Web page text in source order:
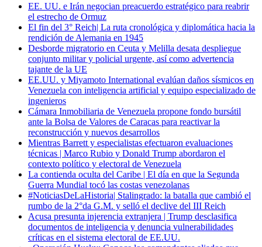
EE. UU. e Irán negocian preacuerdo estratégico para reabrir
el estrecho de Ormuz
El fin del 3° Reich| La ruta cronológica y diplomática hacia la
rendición de Alemania en 1945
Desborde migratorio en Ceuta y Melilla desata despliegue
conjunto militar y policial urgente, así como advertencia
tajante de la UE
EE.UU. y Miyamoto International evalúan daños sísmicos en
Venezuela con inteligencia artificial y equipo especializado de
ingenieros
Cámara Inmobiliaria de Venezuela propone fondo bursátil
ante la Bolsa de Valores de Caracas para reactivar la
reconstrucción y nuevos desarrollos
Mientras Barrett y especialistas efectuaron evaluaciones
técnicas | Marco Rubio y Donald Trump abordaron el
contexto político y electoral de Venezuela
La contienda oculta del Caribe | El día en que la Segunda
Guerra Mundial tocó las costas venezolanas
#NoticiasDeLaHistoria| Stalingrado: la batalla que cambió el
rumbo de la 2°da G.M. y selló el declive del III Reich
Acusa presunta injerencia extranjera | Trump desclasifica
documentos de inteligencia y denuncia vulnerabilidades
críticas en el sistema electoral de EE.UU.